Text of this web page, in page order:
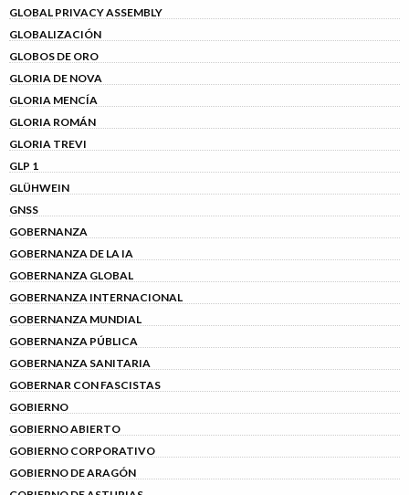
GLOBAL PRIVACY ASSEMBLY
GLOBALIZACIÓN
GLOBOS DE ORO
GLORIA DE NOVA
GLORIA MENCÍA
GLORIA ROMÁN
GLORIA TREVI
GLP 1
GLÜHWEIN
GNSS
GOBERNANZA
GOBERNANZA DE LA IA
GOBERNANZA GLOBAL
GOBERNANZA INTERNACIONAL
GOBERNANZA MUNDIAL
GOBERNANZA PÚBLICA
GOBERNANZA SANITARIA
GOBERNAR CON FASCISTAS
GOBIERNO
GOBIERNO ABIERTO
GOBIERNO CORPORATIVO
GOBIERNO DE ARAGÓN